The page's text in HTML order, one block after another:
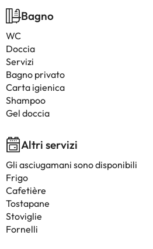
Bagno
WC
Doccia
Servizi
Bagno privato
Carta igienica
Shampoo
Gel doccia
Altri servizi
Gli asciugamani sono disponibili
Frigo
Cafetière
Tostapane
Stoviglie
Fornelli